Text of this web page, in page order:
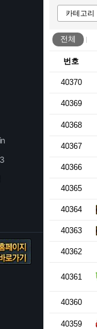
전체
번호
40370
40369
40368
40367
40366
40365
40364
40363
40362
40361
40360
40359